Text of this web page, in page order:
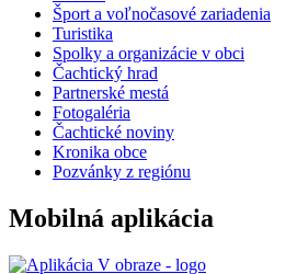
Šport a voľnočasové zariadenia
Turistika
Spolky a organizácie v obci
Čachtický hrad
Partnerské mestá
Fotogaléria
Čachtické noviny
Kronika obce
Pozvánky z regiónu
Mobilná aplikácia